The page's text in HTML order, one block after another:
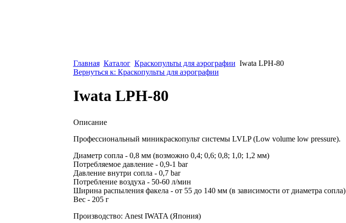
Главная Каталог Краскопульты для аэрографии Iwata LPH-80
Вернуться к: Краскопульты для аэрографии
Iwata LPH-80
Описание
Профессиональный миникраскопульт системы LVLP (Low volume low pressure).
Диаметр сопла - 0,8 мм (возможно 0,4; 0,6; 0,8; 1,0; 1,2 мм)
Потребляемое давление - 0,9-1 bar
Давление внутри сопла - 0,7 bar
Потребление воздуха - 50-60 л/мин
Ширина распыления факела - от 55 до 140 мм (в зависимости от диаметра сопла)
Вес - 205 г
Производство: Anest IWATA (Япония)